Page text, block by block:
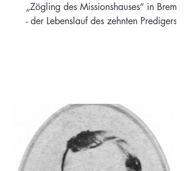
„Zögling des Missionshauses“ in Bremen
- der Lebenslauf des zehnten Predigers